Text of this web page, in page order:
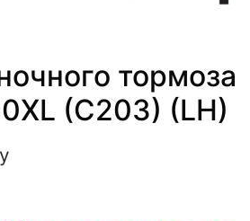
тормоза
(C203) (LH)